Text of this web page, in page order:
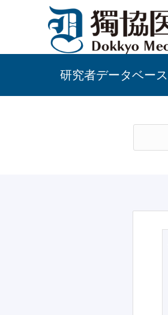
研究者データベース